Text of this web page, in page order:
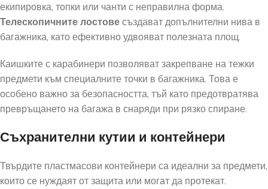
екипировка, топки или чанти с неправилна форма.
Телескопичните лостове създават допълнителни нива в
багажника, като ефективно удвояват полезната площ.
Каишките с карабинери позволяват закрепване на тежки
предмети към специалните точки в багажника. Това е
особено важно за безопасността, тъй като предотвратява
превръщането на багажа в снаряди при рязко спиране.
Съхранителни кутии и контейнери
Твърдите пластмасови контейнери са идеални за предмети,
които се нуждаят от защита или могат да протекат.